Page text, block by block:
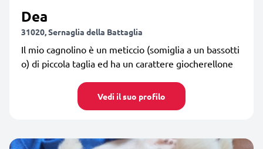
Dea
31020, Sernaglia della Battaglia
Il mio cagnolino è un meticcio (somiglia a un bassotti
o) di piccola taglia ed ha un carattere giocherellone
Vedi il suo profilo